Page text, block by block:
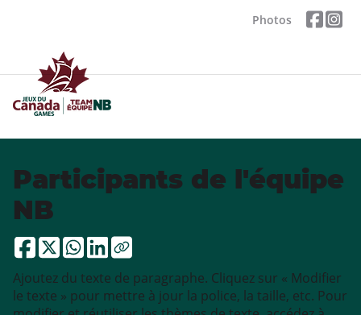
Photos
Participants de l'équipe
NB
Ajoutez du texte de paragraphe. Cliquez sur « Modifier
le texte » pour mettre à jour la police, la taille, etc. Pour